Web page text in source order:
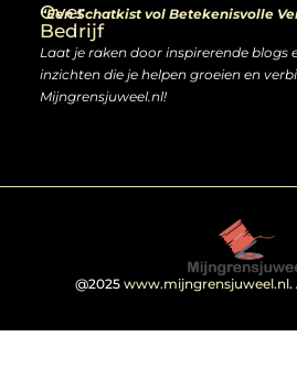
Over
Bedrijf
“Een Schatkist vol Betekenisvolle
Laat je raken door inspirerende blogs
inzichten die je helpen groeien en
Mijngrensjuweel.nl!
@2025 www.mijngrensjuweel.nl.